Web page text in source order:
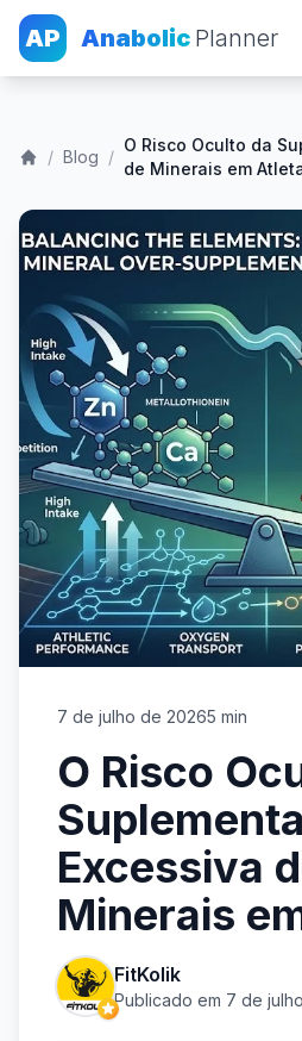
AP Anabolic Planner
/ Blog /
O Risco Oculto da
de Minerais em
7 de julho de 20265 min
O Risco
Excessiva
Minerais
FitKolik
Publicado em 7 de